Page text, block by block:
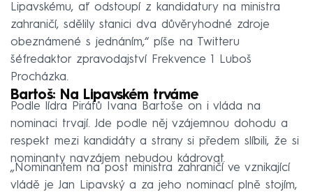
Lipavskému, ať odstoupí z kandidatury na ministra
zahraničí, sdělily stanici dva důvěryhodné zdroje
obeznámené s jednáním,“ píše na Twitteru
šéfredaktor zpravodajství Frekvence 1 Luboš
Procházka.
Bartoš: Na Lipavském trváme
Podle lídra Pirátů Ivana Bartoše on i vláda na
nominaci trvají. Jde podle něj vzájemnou dohodu a
respekt mezi kandidáty a strany si předem slíbili, že si
nominanty navzájem nebudou kádrovat.
„Nominantem na post ministra zahraničí ve vznikající
vládě je Jan Lipavský a za jeho nominací plně stojím,